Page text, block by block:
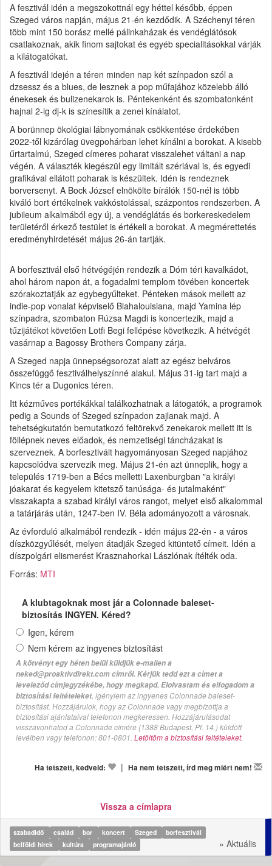
A fesztivál idén a megszokottnál egy héttel később, éppen
Szeged város napján, május 21-én kezdődik. A Széchenyi téren
több mint 150 borász mellé pálinkaházak és vendéglátósok
csatlakoznak, akik finom sajtokat és egyéb specialitásokkal várják
a kilátogatókat.
A fesztivál idején a téren minden nap két színpadon szól a
dzsessz és a blues, de lesznek a pop műfajához közelebb álló
énekesek és bulizenekarok is. Péntekenként és szombatonként
hajnal 2-ig dj-k is színesítik a zenei kínálatot.
A borünnep ökológiai lábnyomának csökkentése érdekében
2022-től kizárólag üvegpohárban lehet kínálni a borokat. A kisebb
űrtartalmú, Szeged címeres poharat visszalehet váltani a nap
végén. A választék kiegészül egy limitált szériával is, és egyedi
grafikával ellátott poharak is készültek. Idén is rendeznek
borversenyt. A Bock József elnökölte bírálók 150-nél is több
kiváló bort értékelnek vakkóstolással, százpontos rendszerben. A
jubileum alkalmából egy új, a vendéglátás és borkereskedelem
területéről érkező testület is értékeli a borokat. A megmérettetés
eredményhirdetését május 26-án tartják.
A borfesztivál első hétvégéjén rendezik a Dóm téri kavalkádot,
ahol három napon át, a fogadalmi templom tövében koncertek
szórakoztatják az egybegyűlteket. Pénteken mások mellett az
indie-pop vonalat képviselő Blahalouisiana, majd Yamina lép
színpadra, szombaton Rúzsa Magdi is koncertezik, majd a
tűzijátékot követően Lotfi Begi fellépése következik. A hétvégét
vasárnap a Bagossy Brothers Company zárja.
A Szeged napja ünnepségsorozat alatt az egész belváros
összefüggő fesztiválhelyszínné alakul. Május 31-ig tart majd a
Kincs tér a Dugonics téren.
Itt kézműves portékákkal találkozhatnak a látogatók, a programok
pedig a Sounds of Szeged színpadon zajlanak majd. A
tehetségkutatón bemutatkozó feltörekvő zenekarok mellett itt is
föllépnek neves előadok, és nemzetiségi táncházakat is
szerveznek. A borfesztivált hagyományosan Szeged napjához
kapcsolódva szervezik meg. Május 21-én azt ünneplik, hogy a
település 1719-ben a Bécs melletti Laxenburgban "a királyi
jóakarat és kegyelem kitetsző tanúsága- és jutalmaként"
visszakapta a szabad királyi város rangot, melyet első alkalommal
a tatárjárás után, 1247-ben IV. Béla adományozott a városnak.
Az évforduló alkalmából rendezik - idén május 22-én - a város
díszközgyűlését, melyen átadják Szeged kitüntető címeit. Idén a
díszpolgári elismerést Krasznahorkai Lászlónak ítélték oda.
Forrás: MTI
A klubtagoknak most jár a Colonnade baleset-
biztosítás INGYEN. Kéred?
Igen, kérem
Nem kérem az ingyenes biztosítást
A kötvényt egy héten belül küldjük e-mailen a
neked@proaktivdirekt.com címről. Kérjük tedd ezt a címet a
leveleződ címjegyzékébe, hogy megkapd. Elolvastam és elfogadom a
biztosítási feltételeket, igénylem az ingyenes Colonnade baleset-
biztosítást. Hozzájárulok, hogy az Colonnade vagy megbízottja a
biztosítási ajánlataival telefonon megkeressen. Hozzájárulásodat
visszavonhatod a Colonnade címére (1388 Budapest, Pf. 14.) küldött
levélben vagy telefonon: 801-0801. Letöltöm a biztosítási feltételeket.
Ha tetszett, kedveld: | Ha nem tetszett, írd meg miért nem!
Vissza a címlapra
szabadidő család bor koncert Szeged
borfesztivál
belföldi hírek
kultúra programajánló » Aktuális